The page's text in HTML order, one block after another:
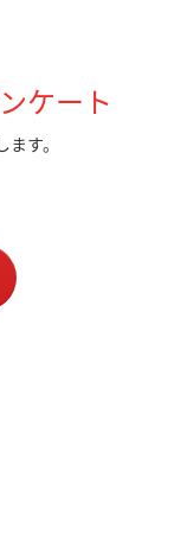
ケート
す。